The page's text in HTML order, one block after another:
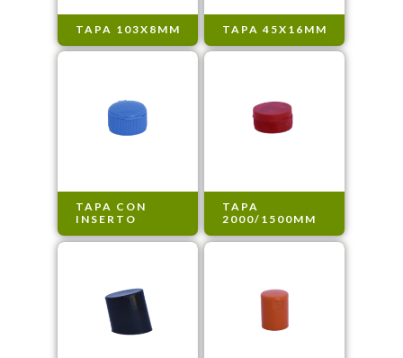
TAPA 103X8MM TAPA 45X16MM
TAPA CON
INSERTO
TAPA
2000/1500MM